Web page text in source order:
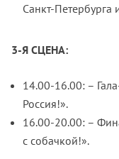
Санкт-Петербурга
3-Я СЦЕНА:
14.00-16.00: –
Россия!».
16.00-20.00: –
с собачкой!».